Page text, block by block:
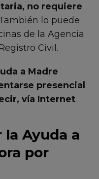
no requiere
lo puede
de la Agencia
Civil.
a Madre
presencial
vía Internet.
la Ayuda a
por